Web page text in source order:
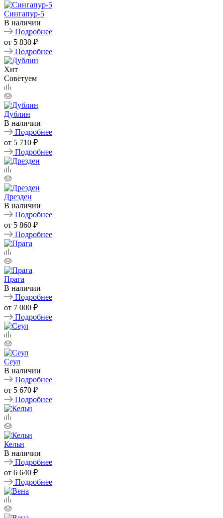
Сингапур-5
В наличии
Подробнее
от 5 830 ₽
Подробнее
Хит
Советуем
Дублин
В наличии
Подробнее
от 5 710 ₽
Подробнее
Дрезден
В наличии
Подробнее
от 5 860 ₽
Подробнее
Прага
В наличии
Подробнее
от 7 000 ₽
Подробнее
Сеул
В наличии
Подробнее
от 5 670 ₽
Подробнее
Кельн
В наличии
Подробнее
от 6 640 ₽
Подробнее